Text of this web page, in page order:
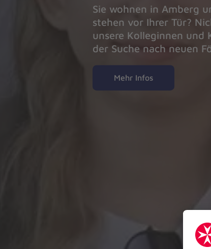
Sie wohnen in Amberg
stehen vor Ihrer Tür?
unsere Kolleginnen und
der Suche nach neuen
Mehr Infos